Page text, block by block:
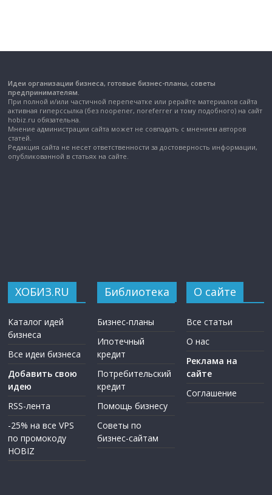
Идеи организации бизнеса, готовые бизнес-планы, советы
предпринимателям.
При полной и/или частичной перепечатке или рерайте материалов сайта
активная гиперссылка (без noopener, noreferrer и тому подобного) на сайт
hobiz.ru обязательна.
Мнение администрации сайта может не совпадать с мнением авторов
статей.
Редакция сайта не несет ответственности за достоверность информации,
опубликованной в статьях на сайте.
ХОБИЗ.RU
Каталог идей
бизнеса
Все идеи бизнеса
Добавить свою
идею
RSS-лента
-25% на все VPS
по промокоду
HOBIZ
Библиотека
Бизнес-планы
Ипотечный
кредит
Потребительский
кредит
Помощь бизнесу
Советы по
бизнес-сайтам
О сайте
Все статьи
О нас
Реклама на
сайте
Соглашение